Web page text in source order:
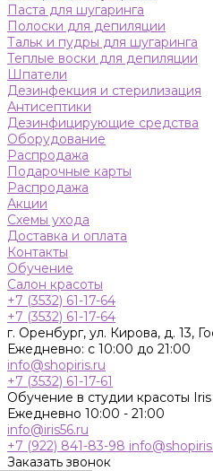
Паста для шугаринга
Полоски для депиляции
Тальк и пудры для шугаринга
Теплые воски для депиляции
Шпатели
Дезинфекция и стерилизация
Антисептики
Дезинфицирующие средства
Оборудование
Распродажа
Подарочные карты
Распродажа
Акции
Схемы ухода
Доставка и оплата
Контакты
Обучение
Салон красоты
+7 (3532) 61-17-64
+7 (3532) 61-17-64
г. Оренбург, ул. Кирова, д. 13,
Ежедневно: с 10:00 до 21:00
info@shopiris.ru
+7 (3532) 61-17-61
Обучение в студии красоты Iris
Ежедневно 10:00 - 21:00
info@iris56.ru
+7 (922) 841-83-98
Заказать звонок